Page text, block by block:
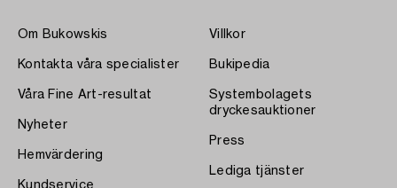
Om Bukowskis
Kontakta våra specialister
Våra Fine Art-resultat
Nyheter
Hemvärdering
Kundservice
Villkor
Bukipedia
Systembolagets
dryckesauktioner
Press
Lediga tjänster